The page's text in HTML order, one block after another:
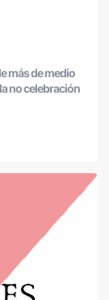
más de medio
no celebración